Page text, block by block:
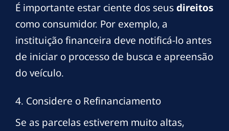
É importante estar ciente dos seusdireitos
como consumidor. Por exemplo, a
instituição financeira deve notificá-lo antes
de iniciar o processo de busca e apreensão
do veículo.
4. Considere o Refinanciamento
Se as parcelas estiverem muito altas,